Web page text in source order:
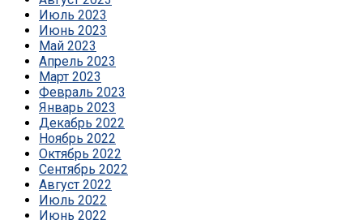
Июль 2023
Июнь 2023
Май 2023
Апрель 2023
Март 2023
Февраль 2023
Январь 2023
Декабрь 2022
Ноябрь 2022
Октябрь 2022
Сентябрь 2022
Август 2022
Июль 2022
Июнь 2022